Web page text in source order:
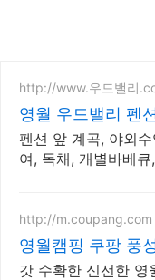
http://www.우드밸리
영월 우드밸리 펜
로 앞 김삿갓계곡!
펜션 앞 계곡, 야외
여, 독채, 개별바베
http://m.coupang.com
영월캠핑 쿠팡 풍
갓 수확한 신선한 영